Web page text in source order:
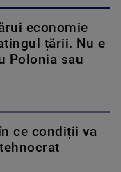
economie
țării. Nu e
Polonia sau
ce condiții va